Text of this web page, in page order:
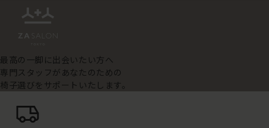
最高の一脚に出会いたい方へ
専門スタッフがあなたのための
椅子選びをサポートいたします。